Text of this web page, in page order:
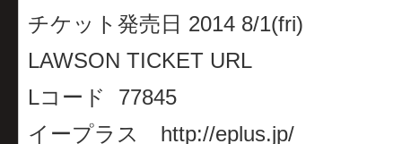
チケット発売日 2014 8/1(fri)
LAWSON TICKET URL
Lコード 77845
イープラス http://eplus.jp/